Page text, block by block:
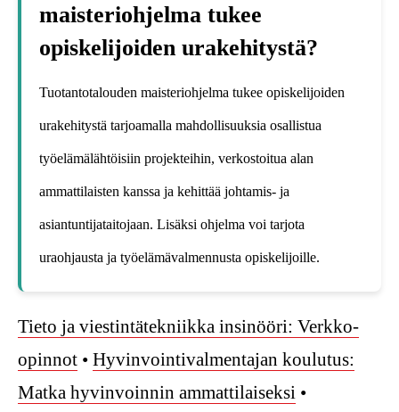
maisteriohjelma tukee
opiskelijoiden urakehitystä?
Tuotantotalouden maisteriohjelma tukee opiskelijoiden
urakehitystä tarjoamalla mahdollisuuksia osallistua
työelämälähtöisiin projekteihin, verkostoitua alan
ammattilaisten kanssa ja kehittää johtamis- ja
asiantuntijataitojaan. Lisäksi ohjelma voi tarjota
uraohjausta ja työelämävalmennusta opiskelijoille.
Tieto ja viestintätekniikka insinööri: Verkko-
opinnot • Hyvinvointivalmentajan koulutus:
Matka hyvinvoinnin ammattilaiseksi •